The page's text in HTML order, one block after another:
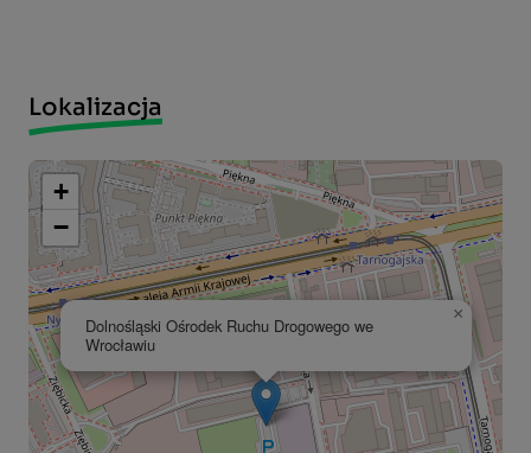
Lokalizacja
Dolnośląski Ośrodek Ruchu Drogowego we
Wrocławiu
×
+
−